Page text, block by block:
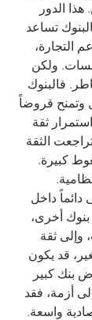
الدور
تساعد
التجارة،
ولكن
فالبنوك
وتمنح قروضاً
ثقة
الثقة
كبيرة.
دائماً داخل
أخرى،
وإلى ثقة
قد يكون
بنك كبير
أزمة، فقد
واسعة.